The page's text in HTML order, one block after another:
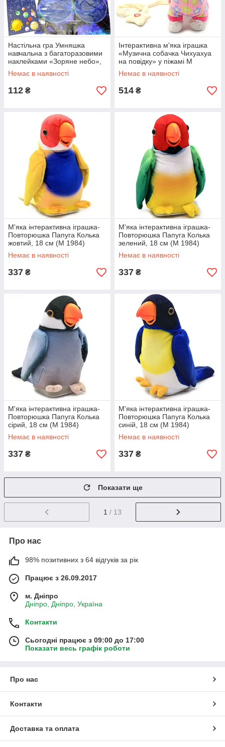
Настільна гра Умняшка
навчальна з багаторазовими
наклейками «Зоряне небо»,
від 4 років (КП-007)
Немає в наявності
112 ₴
Інтерактивна м'яка іграшка
«Музична собачка Чихуахуа
на повідку» у піжамі М
02081/3/4/5
Немає в наявності
514 ₴
М'яка інтерактивна іграшка-
Повторюшка Папуга Колька
жовтий, 18 см (M 1984)
Немає в наявності
337 ₴
М'яка інтерактивна іграшка-
Повторюшка Папуга Колька
зелений, 18 см (M 1984)
Немає в наявності
337 ₴
М'яка інтерактивна іграшка-
Повторюшка Папуга Колька
сірий, 18 см (M 1984)
Немає в наявності
337 ₴
М'яка інтерактивна іграшка-
Повторюшка Папуга Колька
синій, 18 см (M 1984)
Немає в наявності
337 ₴
Показати ще
1 / 13
Про нас
98% позитивних з 64 відгуків за рік
Працює з 26.09.2017
м. Дніпро
Дніпро, Дніпро, Україна
Контакти
Сьогодні працює з 09:00 до 17:00
Показати весь графік роботи
Про нас
Контакти
Доставка та оплата